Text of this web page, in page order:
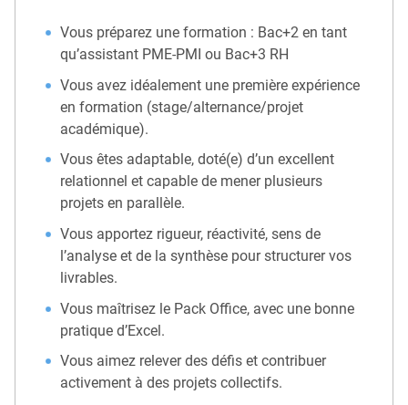
Vous préparez une formation : Bac+2 en tant
qu’assistant PME-PMI ou Bac+3 RH
Vous avez idéalement une première expérience
en formation (stage/alternance/projet
académique).
Vous êtes adaptable, doté(e) d’un excellent
relationnel et capable de mener plusieurs
projets en parallèle.
Vous apportez rigueur, réactivité, sens de
l’analyse et de la synthèse pour structurer vos
livrables.
Vous maîtrisez le Pack Office, avec une bonne
pratique d’Excel.
Vous aimez relever des défis et contribuer
activement à des projets collectifs.